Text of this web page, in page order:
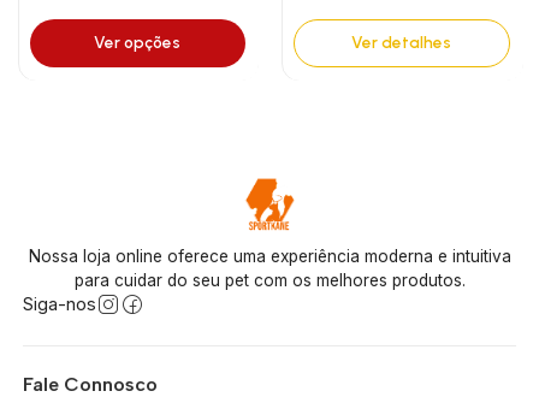
Ver opções Ver detalhes
Nossa loja online oferece uma experiência moderna e intuitiva
para cuidar do seu pet com os melhores produtos.
Siga-nos
Fale Connosco